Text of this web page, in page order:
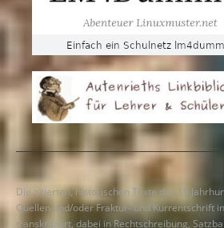
Die zitierten, historischen Texte des
Quellen und/oder Fraktur- und Kurrentschrift
transkribiert, dabei in Rechtschreibung,